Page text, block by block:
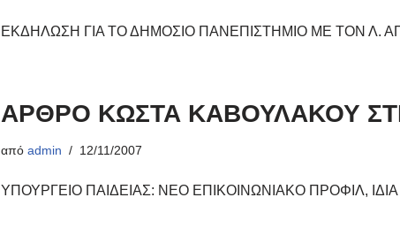
ΕΚΔΗΛΩΣΗ ΓΙΑ ΤΟ ΔΗΜΟΣΙΟ ΠΑΝΕΠΙΣΤΗΜΙΟ ΜΕ ΤΟΝ Λ.
ΑΡΘΡΟ ΚΩΣΤΑ ΚΑΒΟΥΛΑΚΟΥ
απόadmin 12/11/2007
ΥΠΟΥΡΓΕΙΟ ΠΑΙΔΕΙΑΣ: ΝΕΟ ΕΠΙΚΟΙΝΩΝΙΑΚΟ ΠΡΟΦΙΛ, ΙΔΙΑ